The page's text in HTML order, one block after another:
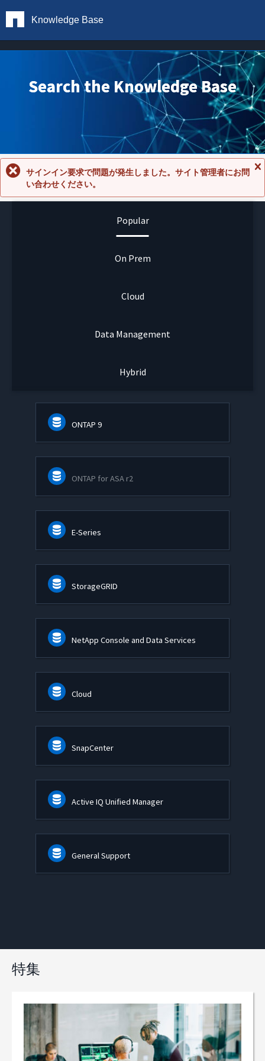
Knowledge Base
Search the Knowledge Base
セ
サインイン要求で問題が発生しました。サイト管理者にお問
い合わせください。
Popular
On Prem
Cloud
Data Management
Hybrid
ONTAP 9
ONTAP for ASA r2
E-Series
StorageGRID
NetApp Console and Data Services
Cloud
SnapCenter
Active IQ Unified Manager
General Support
特集